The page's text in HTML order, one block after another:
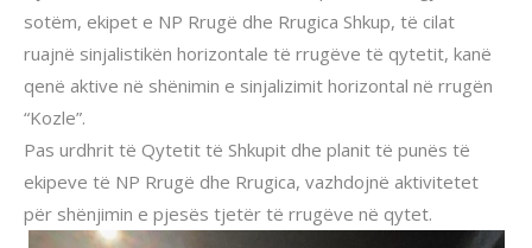
sotëm, ekipet e NP Rrugë dhe Rrugica Shkup, të cilat
ruajnë sinjalistikën horizontale të rrugëve të qytetit, kanë
qenë aktive në shënimin e sinjalizimit horizontal në rrugën
“Kozle”.
Pas urdhrit të Qytetit të Shkupit dhe planit të punës të
ekipeve të NP Rrugë dhe Rrugica, vazhdojnë aktivitetet
për shënjimin e pjesës tjetër të rrugëve në qytet.